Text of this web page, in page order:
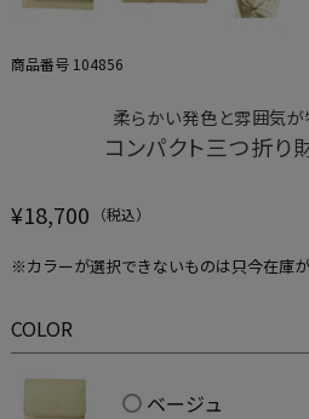
商品番号 104856
柔らかい発色と雰囲気
コンパクト三つ折り
¥18,700
※カラーが選択できないものは只今在庫が
COLOR
ベージュ